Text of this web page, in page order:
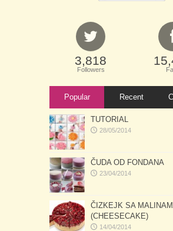
3,818
Followers
Popular Recent
TUTORIAL
28/05/2014
ČUDA OD FONDANA
23/04/2014
ČIZKEJK SA
(CHEESECAKE)
14/04/2014